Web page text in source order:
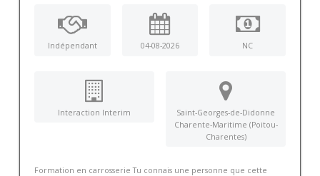
Indépendant 04-08-2026 NC
Interaction Interim
Saint-Georges-de-Didonne
Charente-Maritime (Poitou-
Charentes)
Formation en carrosserie Tu connais une personne que cette